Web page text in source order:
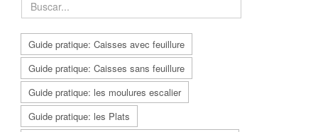
Guide pratique: Caisses avec feuillure
Guide pratique: Caisses sans feuillure
Guide pratique: les moulures escalier
Guide pratique: les Plats